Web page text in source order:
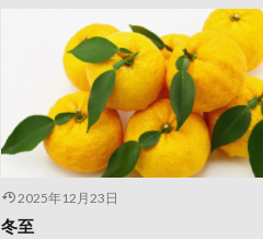
2025年12月23日
冬至